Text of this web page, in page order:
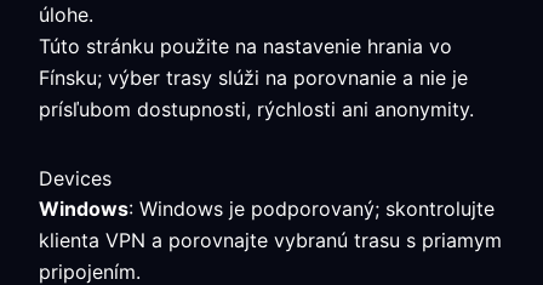
úlohe.
Túto stránku použite na nastavenie hrania vo
Fínsku; výber trasy slúži na porovnanie a nie je
prísľubom dostupnosti, rýchlosti ani anonymity.
Devices
Windows: Windows je podporovaný; skontrolujte
klienta VPN a porovnajte vybranú trasu s priamym
pripojením.